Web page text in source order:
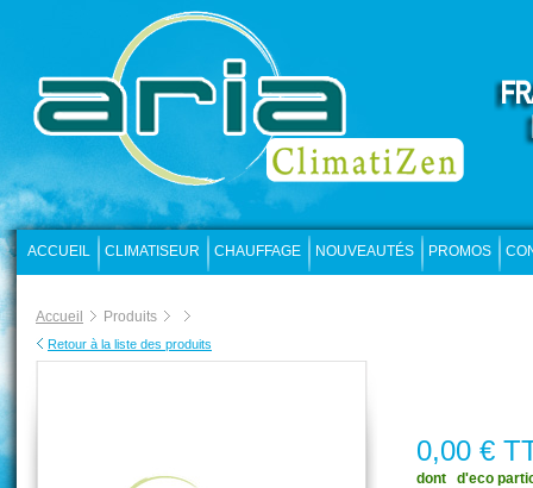
ACCUEIL CLIMATISEUR CHAUFFAGE NOUVEAUTÉS PROMOS
Accueil Produits
Retour à la liste des produits
0,00 €
dont  d'eco